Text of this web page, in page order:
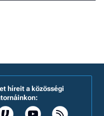
híreit a közösségi